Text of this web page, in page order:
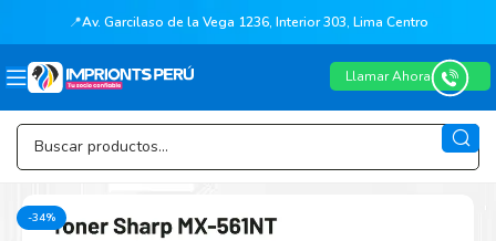
📍Av. Garcilaso de la Vega 1236, Interior 303, Lima Centro
Llamar Ahora
-34%